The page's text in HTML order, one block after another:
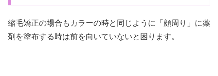
縮毛矯正の場合もカラーの時と同じように「顔周り」に薬
剤を塗布する時は前を向いていないと困ります。